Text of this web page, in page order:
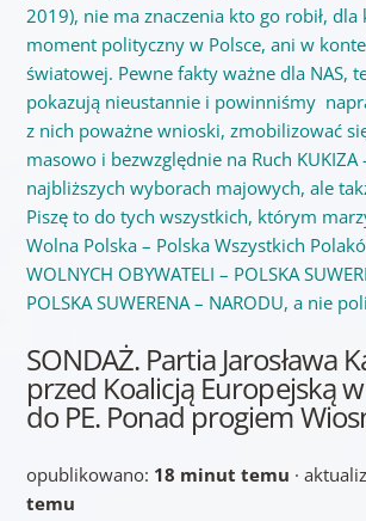
2019), nie ma znaczenia kto go robił, dla
moment polityczny w Polsce, ani w
światowej. Pewne fakty ważne dla NAS,
pokazują nieustannie i powinniśmy
z nich poważne wnioski, zmobilizować
masowo i bezwzględnie na Ruch
najbliższych wyborach majowych, ale
Piszę to do tych wszystkich, którym
Wolna Polska – Polska Wszystkich
WOLNYCH OBYWATELI – POLSKA
POLSKA SUWERENA – NARODU, a nie
SONDAŻ. Partia Jarosława
przed Koalicją Europejską
do PE. Ponad progiem
opublikowano: 18 minut temu ·
temu